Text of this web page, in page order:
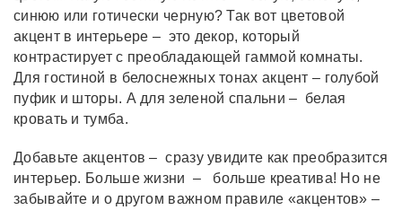
синюю или готически черную? Так вот цветовой
акцент в интерьере – это декор, который
контрастирует с преобладающей гаммой комнаты.
Для гостиной в белоснежных тонах акцент – голубой
пуфик и шторы. А для зеленой спальни – белая
кровать и тумба.
Добавьте акцентов – сразу увидите как преобразится
интерьер. Больше жизни – больше креатива! Но не
забывайте и о другом важном правиле «акцентов» –